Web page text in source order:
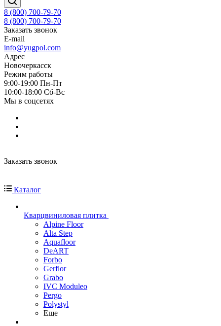
8 (800) 700-79-70
8 (800) 700-79-70
Заказать звонок
E-mail
info@yugpol.com
Адрес
Новочеркаcск
Режим работы
9:00-19:00 Пн-Пт
10:00-18:00 Cб-Вс
Мы в соцсетях
Заказать звонок
Каталог
Кварцвиниловая плитка
Alpine Floor
Alta Step
Aquafloor
DeART
Forbo
Gerflor
Grabo
IVC Moduleo
Pergo
Polystyl
Еще